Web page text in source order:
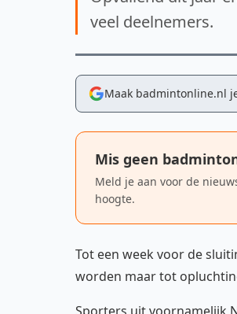
veel deelnemers.
Maak badmintonline.nl
Mis geen
Meld je aan voor de
hoogte.
Tot een week voor de
worden maar tot